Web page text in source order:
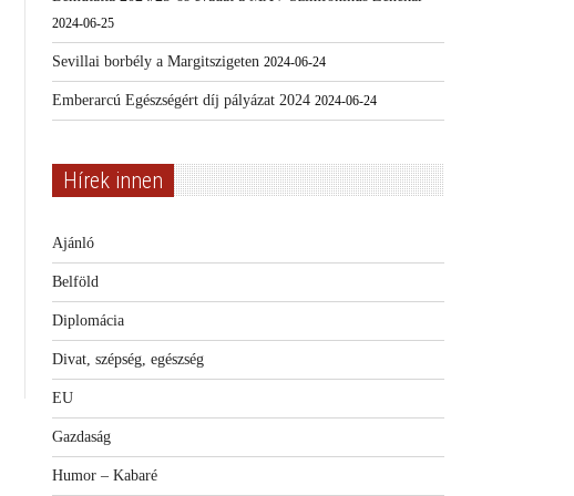
2024-06-25
Sevillai borbély a Margitszigeten 2024-06-24
Emberarcú Egészségért díj pályázat 2024 2024-06-24
Hírek innen
Ajánló
Belföld
Diplomácia
Divat, szépség, egészség
EU
Gazdaság
Humor – Kabaré